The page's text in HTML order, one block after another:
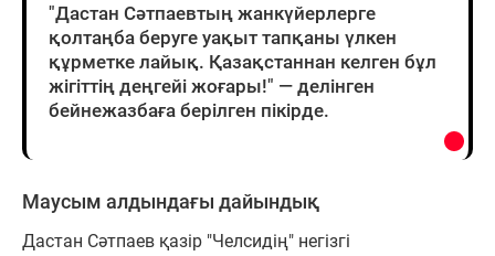
"Дастан Сәтпаевтың жанкүйерлерге
қолтаңба беруге уақыт тапқаны үлкен
құрметке лайық. Қазақстаннан келген бұл
жігіттің деңгейі жоғары!" — делінген
бейнежазбаға берілген пікірде.
Маусым алдындағы дайындық
Дастан Сәтпаев қазір "Челсидің" негізгі